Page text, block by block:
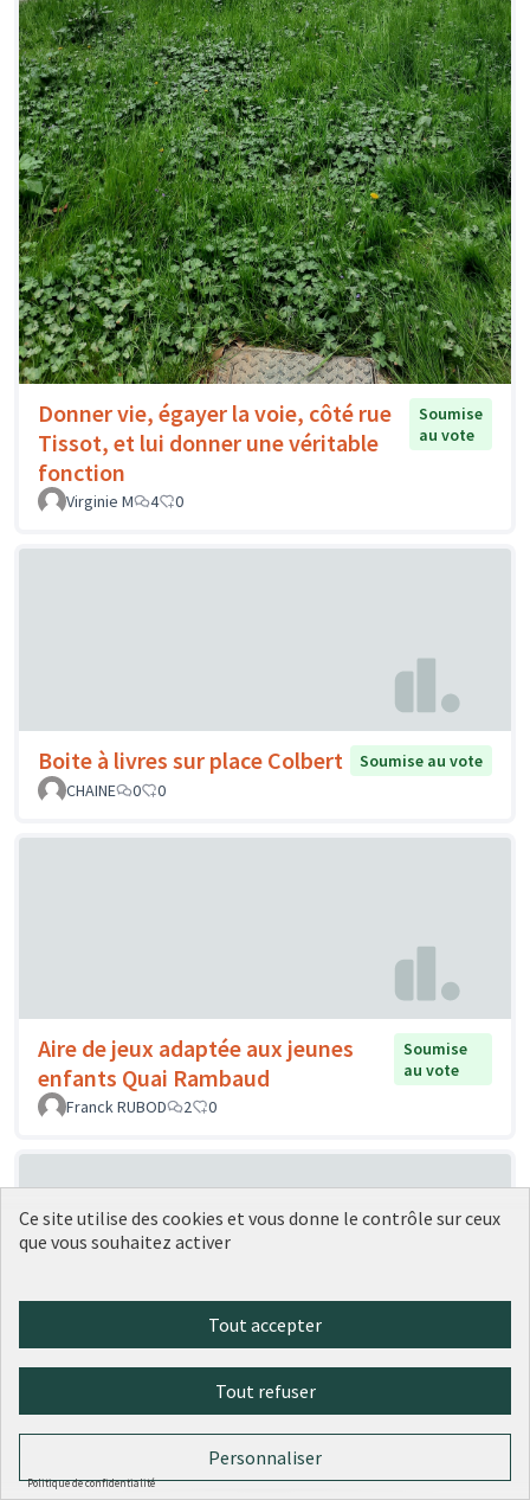
Donner vie, égayer la voie, côté rue
Tissot, et lui donner une véritable
fonction
Soumise
au vote
Virginie M 4 0
Boite à livres sur place Colbert
Soumise au vote
CHAINE
0 0
Aire de jeux adaptée aux jeunes
enfants Quai Rambaud
Soumise
au vote
Franck RUBOD
2 0
Création d'agrès de fitness sur la
Place des Docteurs Mérieux
Soumise
Ce site utilise des cookies et vous donne le contrôle sur ceux
que vous souhaitez activer
Tout accepter
Tout refuser
Personnaliser
Politique de confidentialité